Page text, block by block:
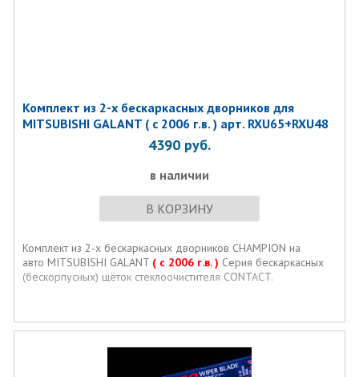
Комплект из 2-х бескаркасных дворников для
MITSUBISHI GALANT ( с 2006 г.в. ) арт. RXU65+RXU48
4390 руб.
в наличии
В КОРЗИНУ
Комплект из 2-х бескаркасных дворников CHAMPION на
авто MITSUBISHI GALANT ( с 2006 г.в. ) Серия бескаркасных
(бескорпусных) щёток стеклоочистителя CONTACT.